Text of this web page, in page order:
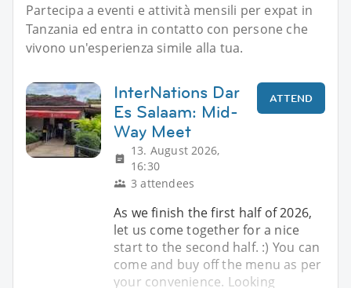
Partecipa a eventi e attività mensili per expat in
Tanzania ed entra in contatto con persone che
vivono un'esperienza simile alla tua.
InterNations Dar
Es Salaam: Mid-
Way Meet
13. August 2026,
16:30
3 attendees
ATTEND
As we finish the first half of 2026,
let us come together for a nice
start to the second half. :) You can
come and buy off the menu as per
your convenience. Looking